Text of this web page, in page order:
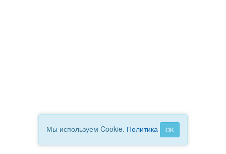
Мы используем Cookie. Политика OK